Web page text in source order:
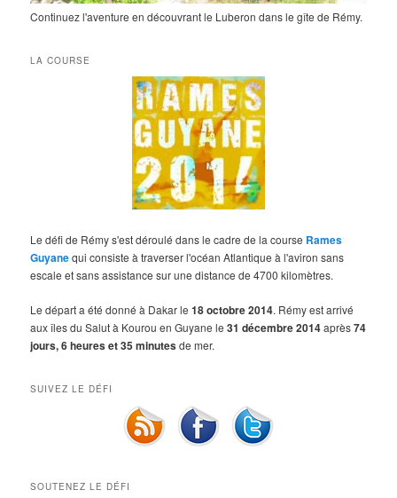
Continuez l'aventure en découvrant le Luberon dans le gîte de Rémy.
LA COURSE
Le défi de Rémy s'est déroulé dans le cadre de la course Rames
Guyanequi consiste à traverser l'océan Atlantique à l'aviron sans
escale et sans assistance sur une distance de 4700 kilomètres.
Le départ a été donné à Dakar le18 octobre 2014. Rémy est arrivé
aux îles du Salut à Kourou en Guyane le31 décembre 2014après74
jours, 6 heures et 35 minutesde mer.
SUIVEZ LE DÉFI
SOUTENEZ LE DÉFI